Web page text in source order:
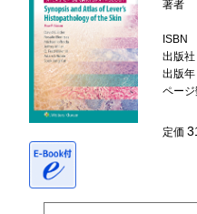
著者
ISBN
出版社
出版年
ペー
定価